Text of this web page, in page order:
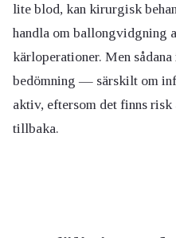
lite blod, kan kirurgisk
handla om ballongvidgning
kärloperationer. Men
bedömning — särskilt om
aktiv, eftersom det finns
tillbaka.